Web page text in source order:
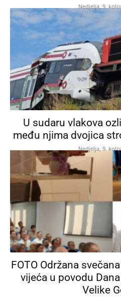
Nedjelja, 9.
U sudaru vlakova
među njima dvojica
Nedjelja, 9.
FOTO Održana
vijeća u povodu
Velike